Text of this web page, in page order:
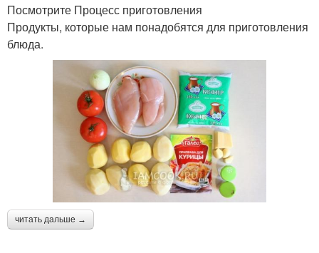
Посмотрите Процесс приготовления
Продукты, которые нам понадобятся для приготовления
блюда.
читать дальше →